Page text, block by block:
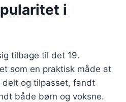
i
tilbage til det 19.
som en praktisk måde at
delt og tilpasset, fandt
både børn og voksne.